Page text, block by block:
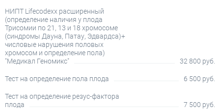
НИПТ Lifecodexx расширенный
(определение наличия у плода
Трисомии по 21, 13 и 18 хромосоме
(синдромы Дауна, Патау, Эдвардса)+
числовые нарушения половых
хромосом и определение пола)
"Медикал Геномикс"
32 800 руб.
Тест на определение пола плода 6 500 руб.
Тест на определение резус-фактора
плода
7 500 руб.